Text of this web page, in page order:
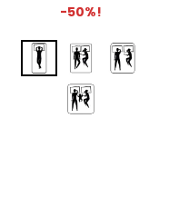
50